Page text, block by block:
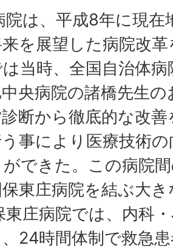
院は、平成8年に現
を展望した病院改
当時、全国自治体
央病院の諸橋先生
断から徹底的な改
事により医療技術
できた。この病院
東庄病院を結ぶ大
東庄病院では、内科
24時間体制で救急